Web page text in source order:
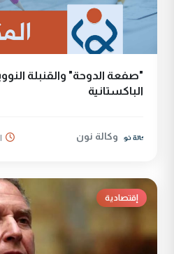
"صفعة الدوحة" والقنبلة
الباكستانية
وكالة نون
إقتصادية